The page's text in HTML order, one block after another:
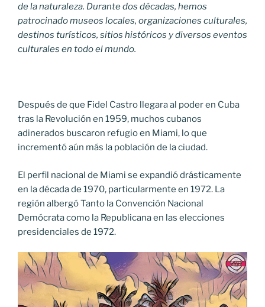
de la naturaleza. Durante dos décadas, hemos
patrocinado museos locales, organizaciones culturales,
destinos turísticos, sitios históricos y diversos eventos
culturales en todo el mundo.
Después de que Fidel Castro llegara al poder en Cuba
tras la Revolución en 1959, muchos cubanos
adinerados buscaron refugio en Miami, lo que
incrementó aún más la población de la ciudad.
El perfil nacional de Miami se expandió drásticamente
en la década de 1970, particularmente en 1972. La
región albergó Tanto la Convención Nacional
Demócrata como la Republicana en las elecciones
presidenciales de 1972.